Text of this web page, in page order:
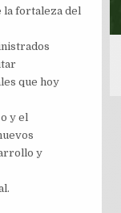
la fortaleza del
que hoy
y el
y